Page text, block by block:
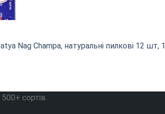
Nag Champa, натуральні пилкові 12 шт,
сортів.